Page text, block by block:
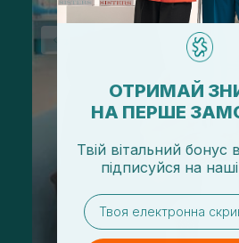
ОТРИМАЙ
НА ПЕРШЕ
Твій вітальний
підписуйся на
email